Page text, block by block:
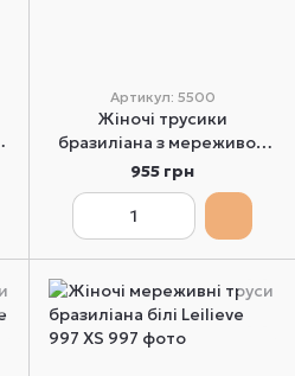
Артикул: 5500
Жіночі трусики
бразиліана з мереживом
чорні Leilieve 5500 S
955 грн